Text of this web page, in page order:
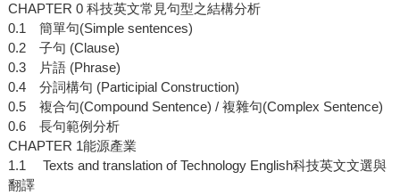
CHAPTER 0 科技英文常見句型之結構分析
0.1 簡單句(Simple sentences)
0.2 子句 (Clause)
0.3 片語 (Phrase)
0.4 分詞構句 (Participial Construction)
0.5 複合句(Compound Sentence) / 複雜句(Complex Sentence)
0.6 長句範例分析
CHAPTER 1能源產業
1.1 Texts and translation of Technology English科技英文文選與
翻譯